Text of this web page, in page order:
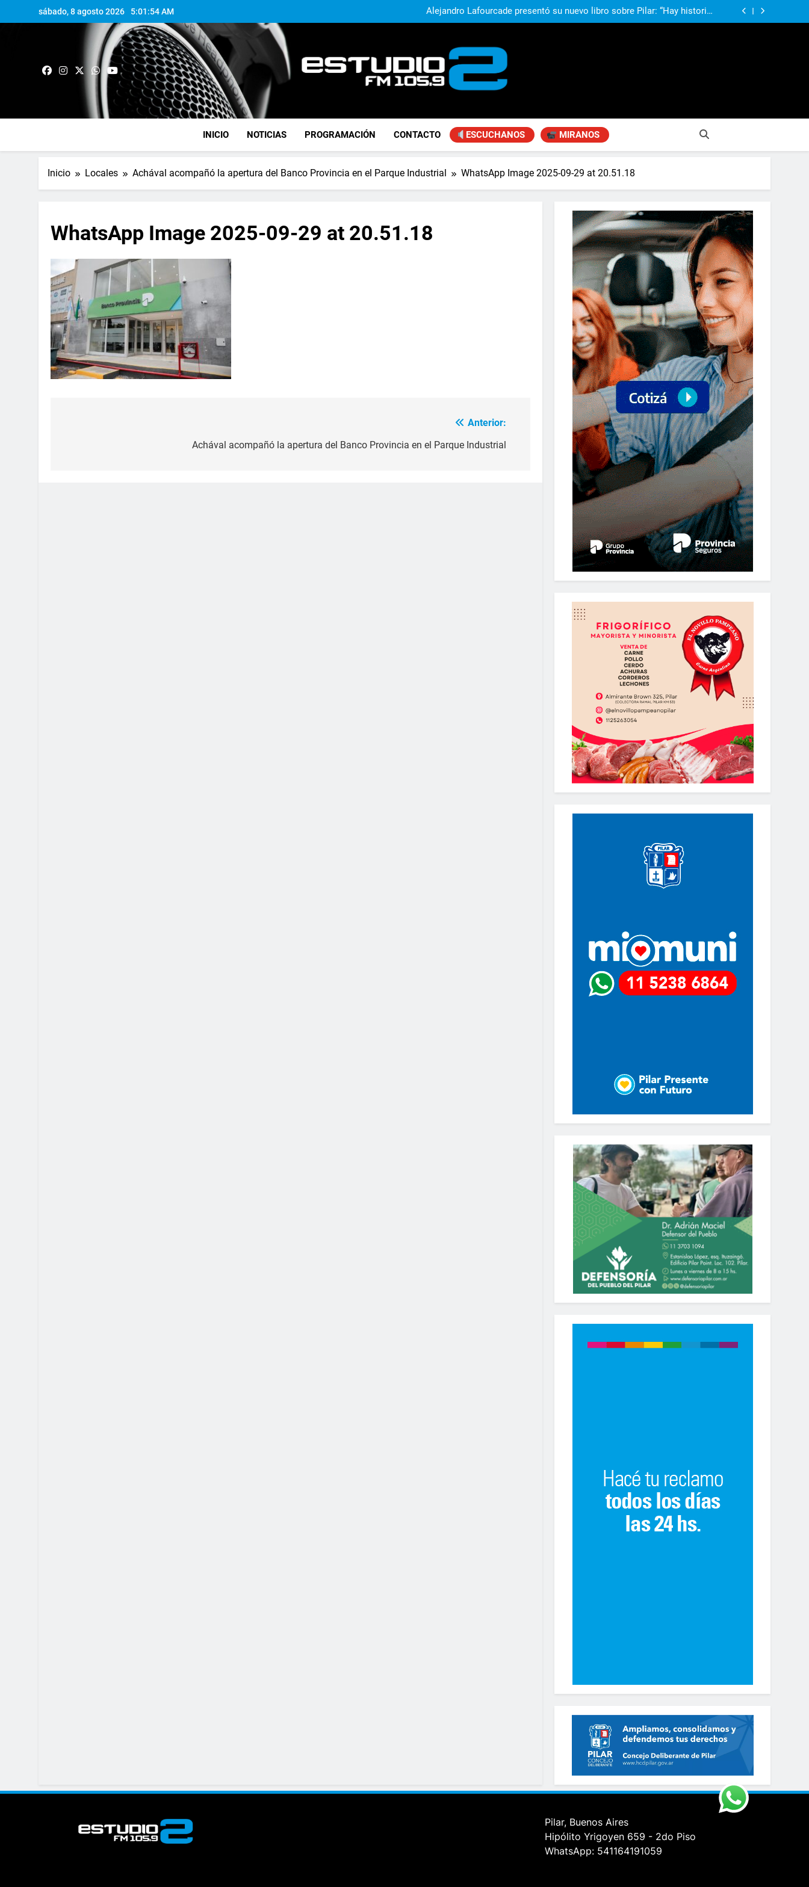
sábado, 8 agosto 2026 5:01:55 AM
desarrollo de la comunidad
Alejandro Lafourcade presentó su nuevo libro sobre Pilar: “Hay historias
que, si nadie las plasma, se pierden para siempre”
Achával, primero en imagen positiva entre jefes comunales del GBA
Alejandro Lafourcade presentó su nuevo libro sobre Pilar: “Hay historias
Achával, primero en imagen positiva entre jefes comunales del GBA
FM Estudio 2
INICIO NOTICIAS PROGRAMACIÓN CONTACTO ESCUCHANOS MIRANOS
Inicio Locales Achával acompañó la apertura del Banco Provincia en el Parque Industrial WhatsApp Image 2025-09-29 at 20.51.18
WhatsApp Image 2025-09-29 at 20.51.18
Anterior:
Achával acompañó la apertura del Banco Provincia en el Parque Industrial
Pilar, Buenos Aires
Hipólito Yrigoyen 659 - 2do Piso
WhatsApp: 541164191059